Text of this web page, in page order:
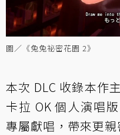
圖／《兔兔祕密花園 2》
本次 DLC 收錄本作
卡拉 OK 個人演唱
專屬獻唱，帶來更親